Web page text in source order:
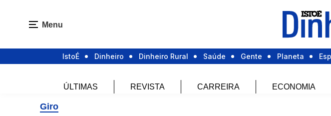
Menu
IstoÉ Dinheiro Dinheiro Rural Saúde Gente Planeta
ÚLTIMAS REVISTA CARREIRA ECONOMIA
Giro